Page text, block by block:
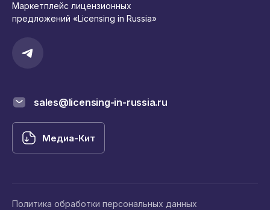
Маркетплейс лицензионных
предложений «Licensing in Russia»
sales@licensing-in-russia.ru
Медиа-Кит
Политика обработки персональных данных